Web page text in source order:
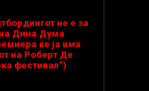
не е за
Дина Дума
ќе ја има
на Роберт Де
фестивал“)